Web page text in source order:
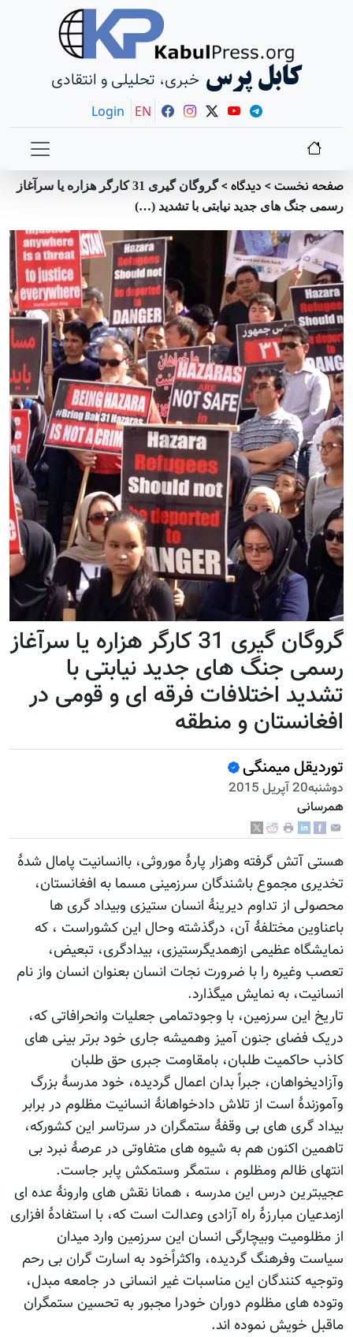
کابل پرس خبری، تحلیلی و انتقادی
Login EN
صفحه نخست> دیدگاه>
گروگان گیری 31 کارگر هزاره یا سرآغاز
رسمی جنگ های جدید نیابتی با تشدید (…)
گروگان گیری 31 کارگر هزاره یا سرآغاز
رسمی جنگ های جدید نیابتی با
تشدید اختلافات فرقه ای و قومی در
افغانستان و منطقه
توردیقل میمنگی
دوشنبه20 آپریل 2015
همرسانی
هستی آتش گرفته وهزار پارۀ موروثی، باانسانیت پامال شدۀ
تخدیری مجموع باشندگان سرزمینی مسما به افغانستان،
محصولی از تداوم دیرینۀ انسان ستیزی وبیداد گری ها
باعناوین مختلفۀ آن، درگذشته وحال این کشوراست ، که
نمایشگاه عظیمی ازهمدیگرستیزی، بیدادگری، تبعیض،
تعصب وغیره را با ضرورت نجات انسان بعنوان انسان واز نام
انسانیت، به نمایش میگذارد.
تاریخ این سرزمین، با وجودتمامی جعلیات وانحرافاتی که،
دریک فضای جنون آمیز وهمیشه جاری خود برتر بینی های
کاذب حاکمیت طلبان، بامقاومت جبری حق طلبان
وآزادیخواهان، جبراً بدان اعمال گردیده، خود مدرسۀ بزرگ
وآموزندۀ است از تلاش دادخواهانۀ انسانیت مظلوم در برابر
بیداد گری های بی وقفۀ ستمگران در سرتاسر این کشورکه،
تاهمین اکنون هم به شیوه های متفاوتی در عرصۀ نبرد بی
انتهای ظالم ومظلوم ، ستمگر وستمکش پابر جاست.
عجیبترین درس این مدرسه ، همانا نقش های وارونۀ عده ای
ازمدعیان مبارزۀ راه آزادی وعدالت است که، با استفادۀ افزاری
از مظلومیت وبیچارگی انسان این سرزمین وارد میدان
سیاست وفرهنگ گردیده، واکثراًخود به اسارت گران بی رحم
وتوجیه کنندگان این مناسبات غیر انسانی در جامعه مبدل،
وتوده های مظلوم دوران خودرا مجبور به تحسین ستمگران
ماقبل خویش نموده اند.